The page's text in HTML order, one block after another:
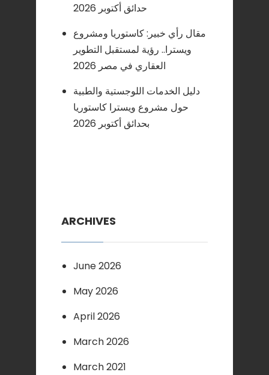
حدائق أكتوبر 2026
مقال رأي خبير: كاستوريا ومشروع
ويسترا.. رؤية لمستقبل التطوير
العقاري في مصر 2026
دليل الخدمات اللوجستية والطبية
حول مشروع ويسترا كاستوريا
بحدائق أكتوبر 2026
ARCHIVES
June 2026
May 2026
April 2026
March 2026
March 2021